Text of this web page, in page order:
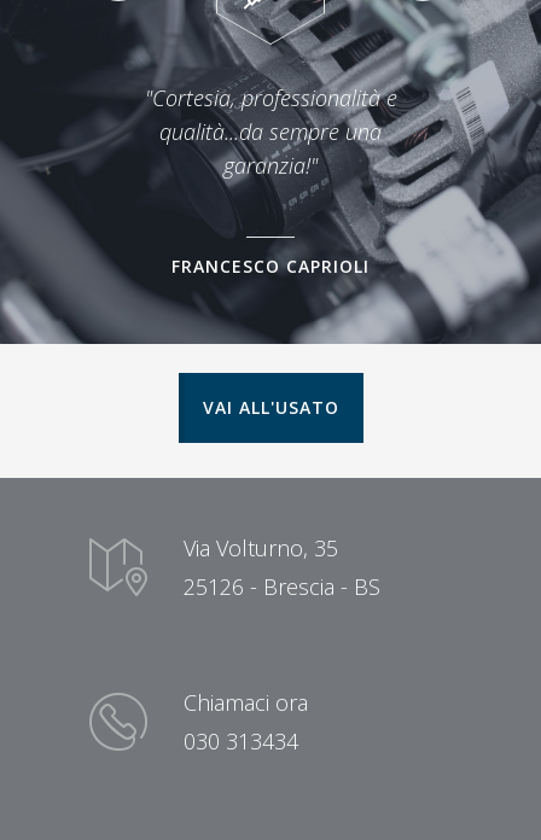
"Cortesia, professionalità e
qualità...da sempre una
garanzia!"
FRANCESCO CAPRIOLI
VAI ALL'USATO
Via Volturno, 35
25126 - Brescia - BS
Chiamaci ora
030 313434